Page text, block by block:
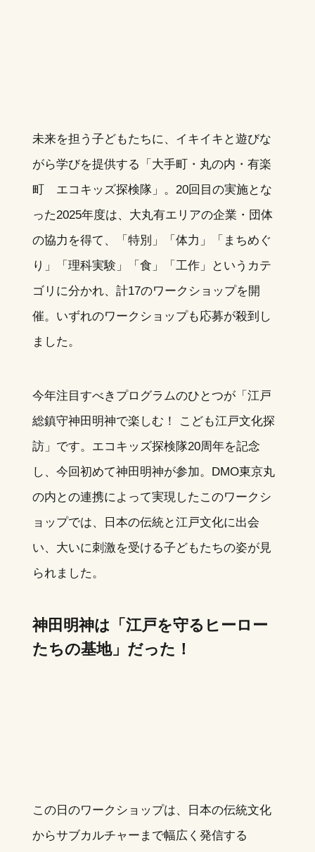
未来を担う子どもたちに、イキイキと遊びな
がら学びを提供する「大手町・丸の内・有楽
町 エコキッズ探検隊」。20回目の実施とな
った2025年度は、大丸有エリアの企業・団体
の協力を得て、「特別」「体力」「まちめぐ
り」「理科実験」「食」「工作」というカテ
ゴリに分かれ、計17のワークショップを開
催。いずれのワークショップも応募が殺到し
ました。
今年注目すべきプログラムのひとつが「江戸
総鎮守神田明神で楽しむ！ こども江戸文化探
訪」です。エコキッズ探検隊20周年を記念
し、今回初めて神田明神が参加。DMO東京丸
の内との連携によって実現したこのワークシ
ョップでは、日本の伝統と江戸文化に出会
い、大いに刺激を受ける子どもたちの姿が見
られました。
神田明神は「江戸を守るヒーロー
たちの基地」だった！
この日のワークショップは、日本の伝統文化
からサブカルチャーまで幅広く発信する